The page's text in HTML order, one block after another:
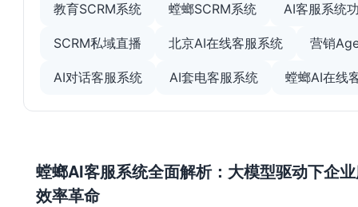
螳螂AI客服系统全面解析：大模型驱动下企
效率革命
教育SCRM系统 螳螂SCRM系统 AI客服系统
SCRM私域直播 北京AI在线客服系统 营销
AI对话客服系统 AI套电客服系统 螳螂AI在线